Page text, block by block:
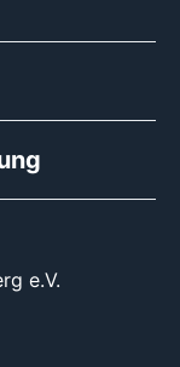
e.V.